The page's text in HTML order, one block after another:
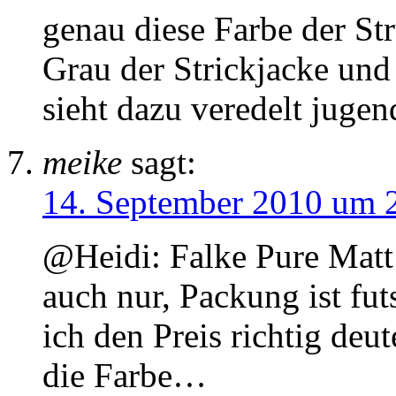
genau diese Farbe der
Grau der Strickjacke
sieht dazu veredelt
meike sagt:
14. September 2010 um
@Heidi: Falke Pure
auch nur, Packung ist
ich den Preis richtig
die Farbe…